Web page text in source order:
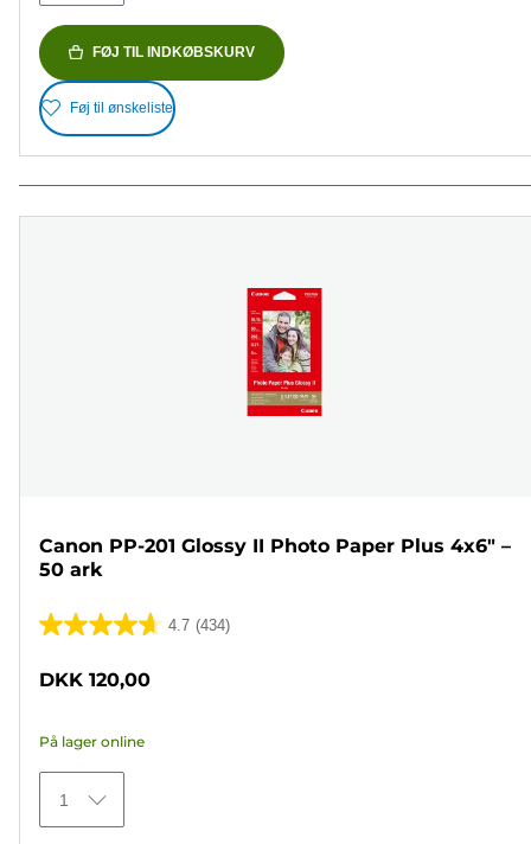
FØJ TIL INDKØBSKURV
Føj til ønskeliste
Canon PP-201 Glossy II Photo Paper Plus 4x6" –
50 ark
4.7 (434)
4.7
stjerner.
434
anmeldelser
DKK 120,00
På lager online
1